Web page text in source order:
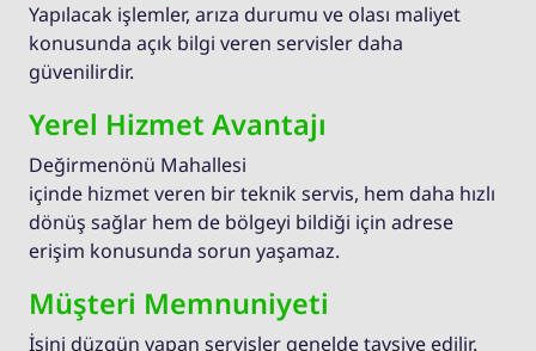
Yapılacak işlemler, arıza durumu ve olası maliyet
konusunda açık bilgi veren servisler daha
güvenilirdir.
Yerel Hizmet Avantajı
Değirmenönü Mahallesi
içinde hizmet veren bir teknik servis, hem daha hızlı
dönüş sağlar hem de bölgeyi bildiği için adrese
erişim konusunda sorun yaşamaz.
Müşteri Memnuniyeti
İşini düzgün yapan servisler genelde tavsiye edilir.